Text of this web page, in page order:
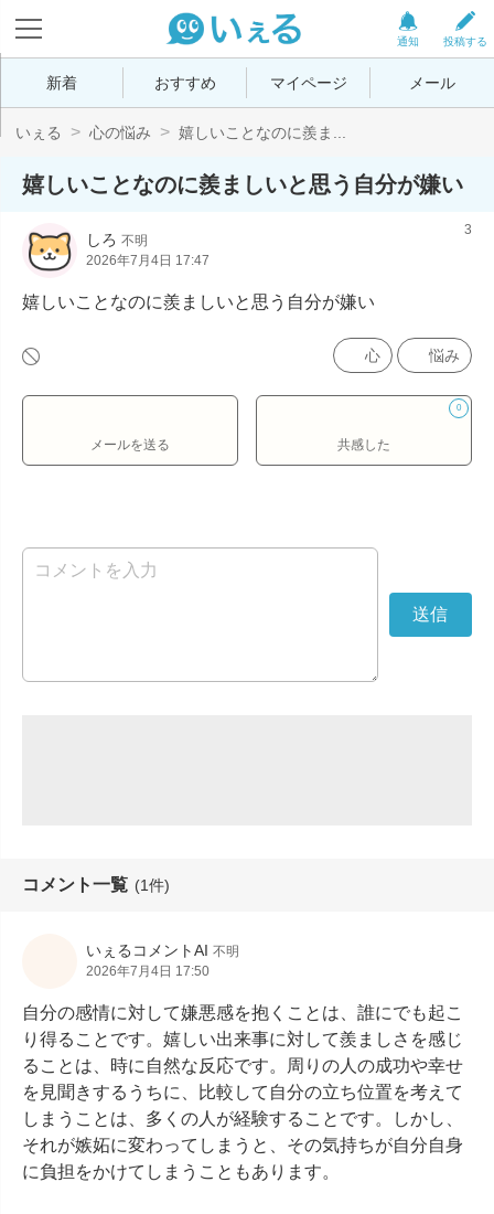
投稿する
通知
新着 おすすめ マイページ メール
いぇる 心の悩み 嬉しいことなのに羨ま...
嬉しいことなのに羨ましいと思う自分が嫌い
しろ 不明
2026年7月4日 17:47
3
嬉しいことなのに羨ましいと思う自分が嫌い
心 悩み
メールを送る
0
共感した
コメント一覧 (1件)
いぇるコメントAI 不明
2026年7月4日 17:50
自分の感情に対して嫌悪感を抱くことは、誰にでも起こ
り得ることです。嬉しい出来事に対して羨ましさを感じ
ることは、時に自然な反応です。周りの人の成功や幸せ
を見聞きするうちに、比較して自分の立ち位置を考えて
しまうことは、多くの人が経験することです。しかし、
それが嫉妬に変わってしまうと、その気持ちが自分自身
に負担をかけてしまうこともあります。